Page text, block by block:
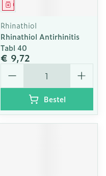
Geneesmiddel
Rhinathiol
Rhinathiol Antirhinitis
Tabl 40
€ 9,72
Aantal
Bestel